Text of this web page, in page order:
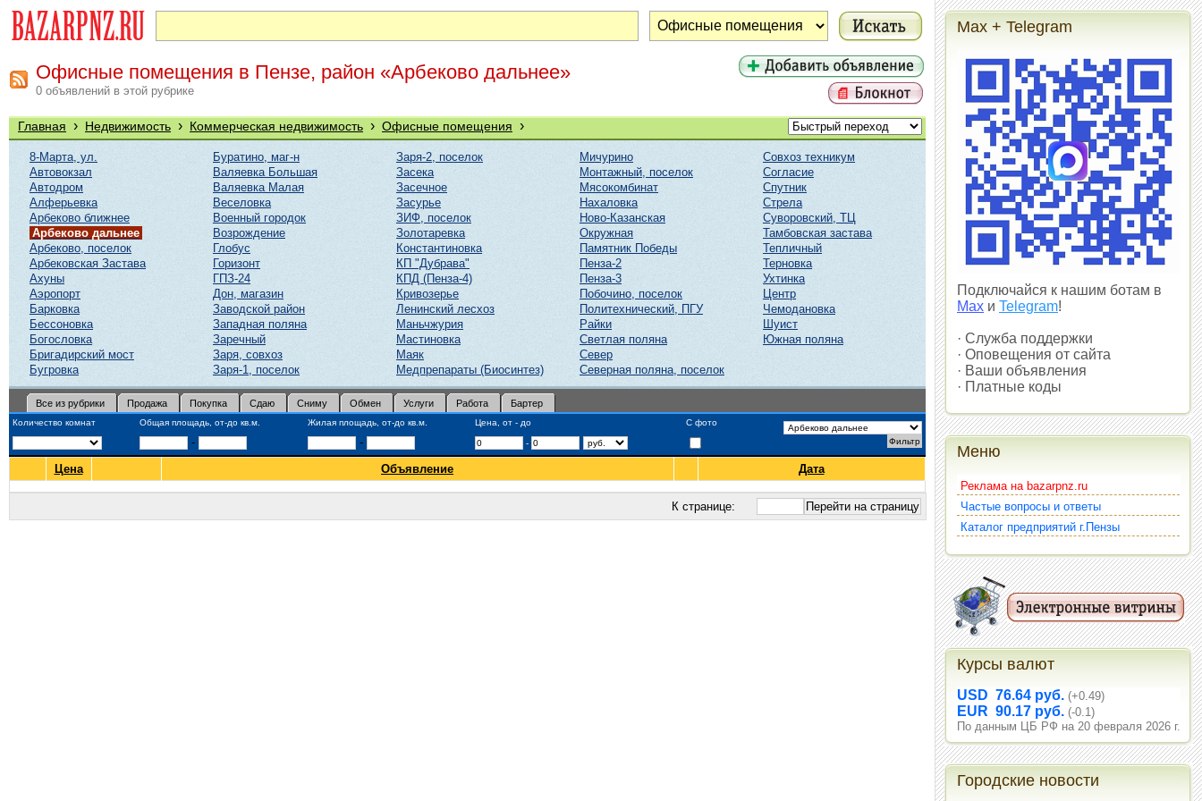
Офисные помещения в Пензе, район «Арбеково дальнее»
0 объявлений в этой рубрике
Главная › Недвижимость › Коммерческая недвижимость › Офисные помещения ›
8-Марта, ул.
Автовокзал
Автодром
Алферьевка
Арбеково ближнее
Арбеково дальнее
Арбеково, поселок
Арбековская Застава
Ахуны
Аэропорт
Барковка
Бессоновка
Богословка
Бригадирский мост
Бугровка
Буратино, маг-н
Валяевка Большая
Валяевка Малая
Веселовка
Военный городок
Возрождение
Глобус
Горизонт
ГПЗ-24
Дон, магазин
Заводской район
Западная поляна
Заречный
Заря, совхоз
Заря-1, поселок
Заря-2, поселок
Засека
Засечное
Засурье
ЗИФ, поселок
Золотаревка
Константиновка
КП "Дубрава"
КПД (Пенза-4)
Кривозерье
Ленинский лесхоз
Маньчжурия
Мастиновка
Маяк
Медпрепараты (Биосинтез)
Мичурино
Монтажный, поселок
Мясокомбинат
Нахаловка
Ново-Казанская
Окружная
Памятник Победы
Пенза-2
Пенза-3
Побочино, поселок
Политехнический, ПГУ
Райки
Светлая поляна
Север
Северная поляна, поселок
Совхоз техникум
Согласие
Спутник
Стрела
Суворовский, ТЦ
Тамбовская застава
Тепличный
Терновка
Ухтинка
Центр
Чемодановка
Шуист
Южная поляна
Все из рубрики Продажа Покупка Сдаю Сниму Обмен Услуги Работа Бартер
Количество комнат Общая площадь, от-до кв.м. Жилая площадь, от-до кв.м. Цена, от - до С фото
- - -
Цена Объявление Дата
К странице:
Max + Telegram
Подключайся к нашим ботам в
Max и Telegram!
· Служба поддержки
· Оповещения от сайта
· Ваши объявления
· Платные коды
Меню
Реклама на bazarpnz.ru
Частые вопросы и ответы
Каталог предприятий г.Пензы
Курсы валют
USD 76.64 руб. (+0.49)
EUR 90.17 руб. (-0.1)
По данным ЦБ РФ на 20 февраля 2026 г.
Городские новости